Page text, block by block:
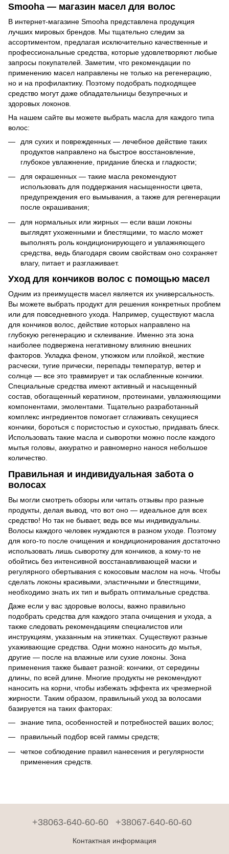
Smooha — магазин масел для волос
В интернет-магазине Smooha представлена продукция
лучших мировых брендов. Мы тщательно следим за
ассортиментом, предлагая исключительно качественные и
профессиональные средства, которые удовлетворяют любые
запросы покупателей. Заметим, что рекомендации по
применению масел направлены не только на регенерацию,
но и на профилактику. Поэтому подобрать подходящее
средство могут даже обладательницы безупречных и
здоровых локонов.
На нашем сайте вы можете выбрать масла для каждого типа
волос:
для сухих и поврежденных — лечебное действие таких
продуктов направлено на быстрое восстановление,
глубокое увлажнение, придание блеска и гладкости;
для окрашенных — такие масла рекомендуют
использовать для поддержания насыщенности цвета,
предупреждения его вымывания, а также для регенерации
после окрашивания;
для нормальных или жирных — если ваши локоны
выглядят ухоженными и блестящими, то масло может
выполнять роль кондиционирующего и увлажняющего
средства, ведь благодаря своим свойствам оно сохраняет
влагу, питает и разглаживает.
Уход для кончиков волос с помощью масел
Одним из преимуществ масел является их универсальность.
Вы можете выбрать продукт для решения конкретных проблем
или для повседневного ухода. Например, существуют масла
для кончиков волос, действие которых направлено на
глубокую регенерацию и склеивание. Именно эта зона
наиболее подвержена негативному влиянию внешних
факторов. Укладка феном, утюжком или плойкой, жесткие
расчески, тугие прически, перепады температур, ветер и
солнце — все это травмирует и так ослабленные кончики.
Специальные средства имеют активный и насыщенный
состав, обогащенный кератином, протеинами, увлажняющими
компонентами, эмолентами. Тщательно разработанный
комплекс ингредиентов помогает сглаживать секущиеся
кончики, бороться с пористостью и сухостью, придавать блеск.
Использовать такие масла и сыворотки можно после каждого
мытья головы, аккуратно и равномерно нанося небольшое
количество.
Правильная и индивидуальная забота о
волосах
Вы могли смотреть обзоры или читать отзывы про разные
продукты, делая вывод, что вот оно — идеальное для всех
средство! Но так не бывает, ведь все мы индивидуальны.
Волосы каждого человек нуждаются в разном уходе. Поэтому
для кого-то после очищения и кондиционирования достаточно
использовать лишь сыворотку для кончиков, а кому-то не
обойтись без интенсивной восстанавливающей маски и
регулярного обертывания с кокосовым маслом на ночь. Чтобы
сделать локоны красивыми, эластичными и блестящими,
необходимо знать их тип и выбрать оптимальные средства.
Даже если у вас здоровые волосы, важно правильно
подобрать средства для каждого этапа очищения и ухода, а
также следовать рекомендациям специалистов или
инструкциям, указанным на этикетках. Существуют разные
ухаживающие средства. Одни можно наносить до мытья,
другие — после на влажные или сухие локоны. Зона
применения также бывает разной: кончики, от середины
длины, по всей длине. Многие продукты не рекомендуют
наносить на корни, чтобы избежать эффекта их чрезмерной
жирности. Таким образом, правильный уход за волосами
базируется на таких факторах:
знание типа, особенностей и потребностей ваших волос;
правильный подбор всей гаммы средств;
четкое соблюдение правил нанесения и регулярности
применения средств.
+38063-640-60-60 +38067-640-60-60
Контактная информация